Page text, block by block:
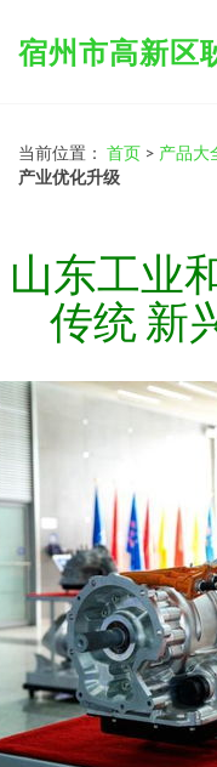
宿州市高新区
当前位置： 首页 > 产品大
产业优化升级
山东工业
传统 新